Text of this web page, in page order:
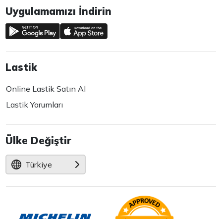
Uygulamamızı İndirin
Lastik
Online Lastik Satın Al
Lastik Yorumları
Ülke Değiştir
Türkiye